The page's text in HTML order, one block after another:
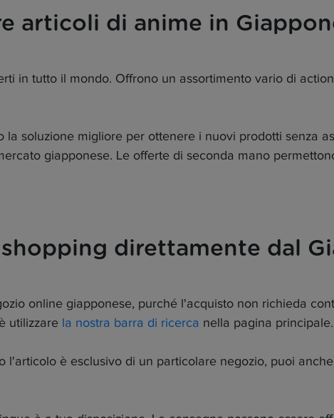
articoli di anime in
in tutto il mondo. Offrono un assortimento vario di
soluzione migliore per ottenere i nuovi prodotti senza
giapponese. Le offerte di seconda mano
direttamente dal
online giapponese, purché l'acquisto non richieda
utilizzare la nostra barra di ricerca nella pagina principale.
l'articolo è esclusivo di un particolare negozio, puoi